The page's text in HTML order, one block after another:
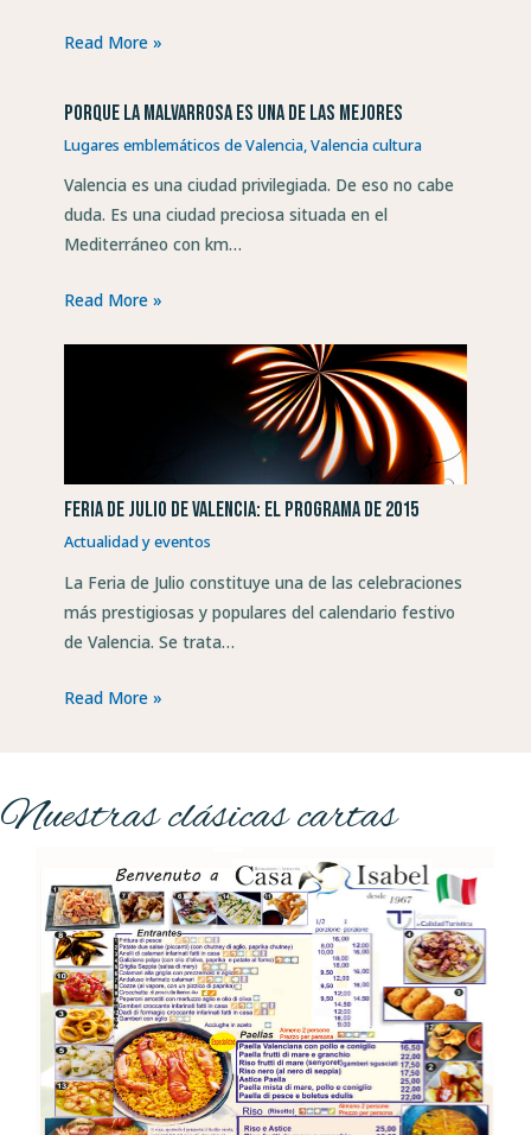
Read More »
Porque la Malvarrosa es una de las mejores
Lugares emblemáticos de Valencia,Valencia cultura
Valencia es una ciudad privilegiada. De eso no cabe
duda. Es una ciudad preciosa situada en el
Mediterráneo con km…
Read More »
Feria de Julio de Valencia: el programa de 2015
Actualidad y eventos
La Feria de Julio constituye una de las celebraciones
más prestigiosas y populares del calendario festivo
de Valencia. Se trata…
Read More »
Nuestras clásicas cartas